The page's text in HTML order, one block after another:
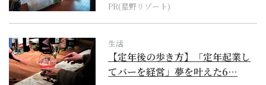
PR(星野リゾート)
生活
【定年後の歩き方】「定年起業し
てバーを経営」夢を叶えた6…